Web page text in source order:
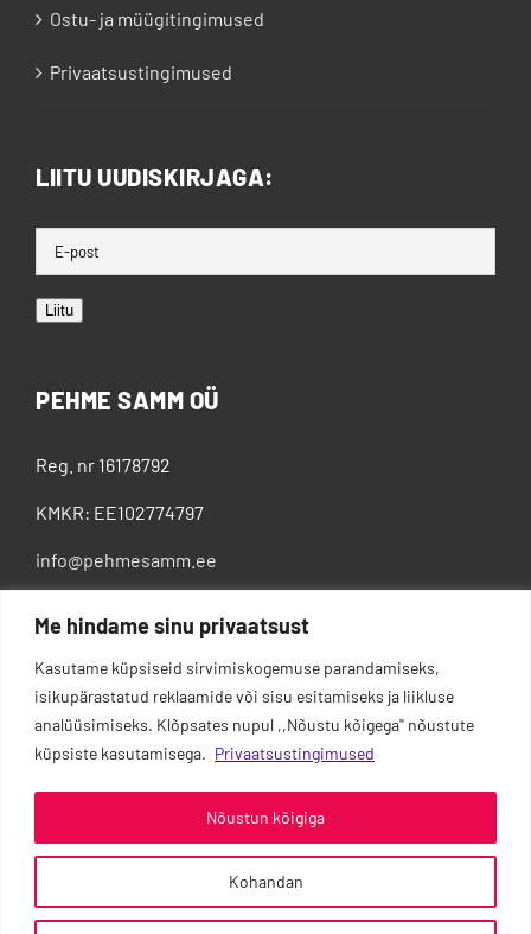
Me hindame sinu privaatsust
Kasutame küpsiseid sirvimiskogemuse parandamiseks,
isikupärastatud reklaamide või sisu esitamiseks ja liikluse
analüüsimiseks. Klõpsates nupul ,,Nõustu kõigega'' nõustute
küpsiste kasutamisega. Privaatsustingimused
Kohandan
Nõustun kõigiga
Ostu- ja müügitingimused
Privaatsustingimused
LIITU UUDISKIRJAGA:
Liitu
PEHME SAMM OÜ
Reg. nr 16178792
KMKR: EE102774797
info@pehmesamm.ee